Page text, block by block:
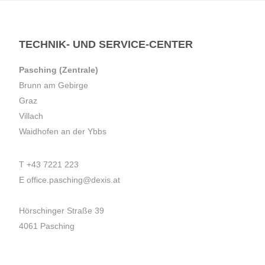
TECHNIK- UND SERVICE-CENTER
Pasching (Zentrale)
Brunn am Gebirge
Graz
Villach
Waidhofen an der Ybbs
T +43 7221 223
E office.pasching@dexis.at
Hörschinger Straße 39
4061 Pasching